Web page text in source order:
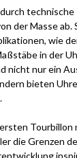
der Masse ab.
wie
in der
nicht nur ein
bieten
Tourbillon
die Grenzen